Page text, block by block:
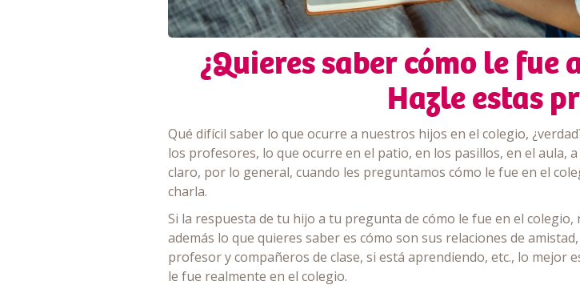
¿Quieres saber cómo le fue
Hazle estas
Qué difícil saber lo que ocurre a nuestros hijos en el colegio,
los profesores, lo que ocurre en el patio, en los pasillos, en el aula,
claro, por lo general, cuando les preguntamos cómo le fue en el
charla.
Si la respuesta de tu hijo a tu pregunta de cómo le fue en el
además lo que quieres saber es cómo son sus relaciones de
profesor y compañeros de clase, si está aprendiendo, etc., lo
le fue realmente en el colegio.